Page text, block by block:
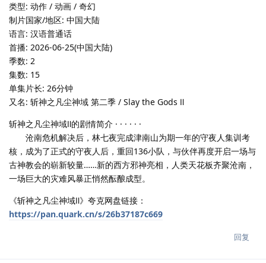
类型: 动作 / 动画 / 奇幻
制片国家/地区: 中国大陆
语言: 汉语普通话
首播: 2026-06-25(中国大陆)
季数: 2
集数: 15
单集片长: 26分钟
又名: 斩神之凡尘神域 第二季 / Slay the Gods Ⅱ
斩神之凡尘神域Ⅱ的剧情简介 · · · · · ·
沧南危机解决后，林七夜完成津南山为期一年的守夜人集训考
核，成为了正式的守夜人后，重回136小队，与伙伴再度开启一场与
古神教会的崭新较量……新的西方邪神亮相，人类天花板齐聚沧南，
一场巨大的灾难风暴正悄然酝酿成型。
《斩神之凡尘神域Ⅱ》夸克网盘链接：
https://pan.quark.cn/s/26b37187c669
回复